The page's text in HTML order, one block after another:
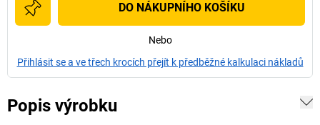
DO NÁKUPNÍHO KOŠÍKU
Nebo
Přihlásit se a ve třech krocích přejít k předběžné kalkulaci nákladů
Popis výrobku